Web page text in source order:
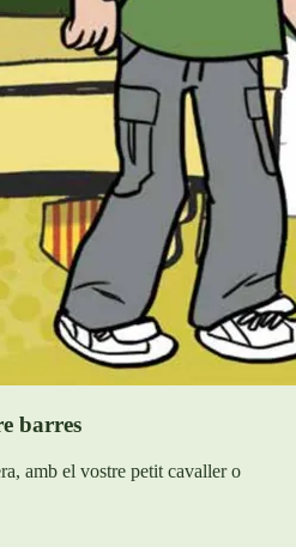
barres
amb el vostre petit cavaller o